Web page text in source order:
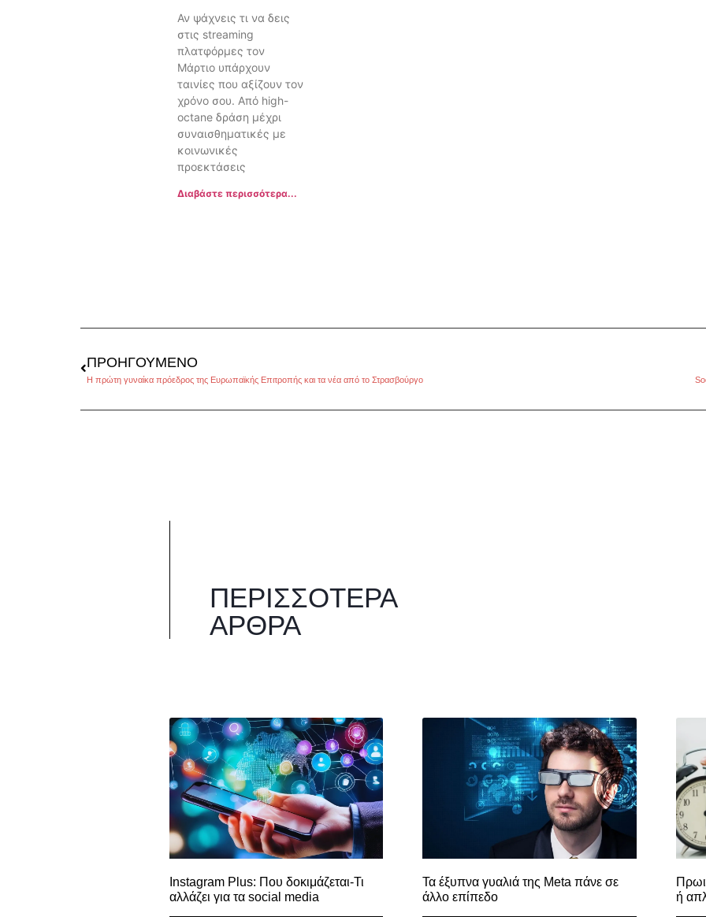
Αν ψάχνεις τι να δεις
στις streaming
πλατφόρμες τον
Μάρτιο υπάρχουν
ταινίες που αξίζουν τον
χρόνο σου. Από high-
octane δράση μέχρι
συναισθηματικές με
κοινωνικές
προεκτάσεις
Διαβάστε περισσότερα...
ΠΡΟΗΓΟΎΜΕΝΟ
Η πρώτη γυναίκα πρόεδρος της Ευρωπαϊκής Επιτροπής και τα νέα από το Στρασβούργο
ΠΕΡΙΣΣΌΤΕΡΑ
ΆΡΘΡΑ
Instagram Plus: Που δοκιμάζεται-Τι
αλλάζει για τα social media
Τα έξυπνα γυαλιά της Meta πάνε σε
άλλο επίπεδο
ή